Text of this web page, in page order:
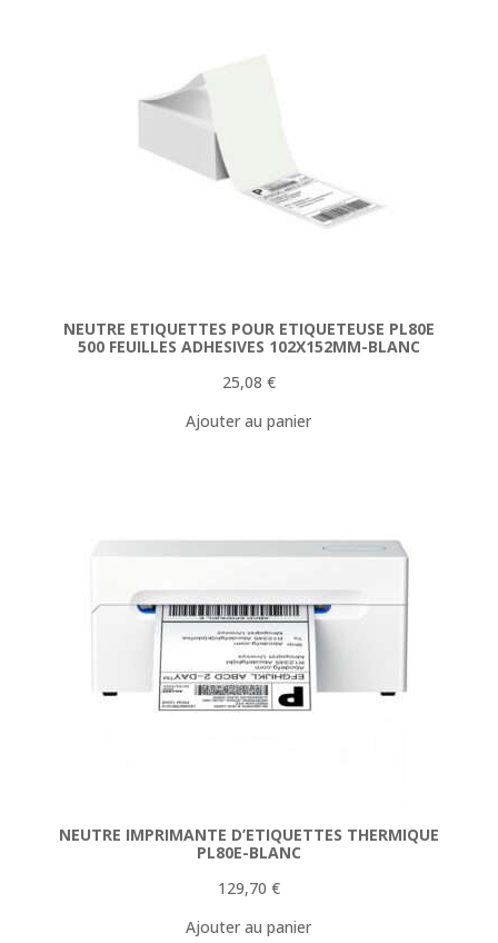
NEUTRE ETIQUETTES POUR ETIQUETEUSE PL80E
500 FEUILLES ADHESIVES 102X152MM-BLANC
25,08 €
Ajouter au panier
NEUTRE IMPRIMANTE D’ETIQUETTES THERMIQUE
PL80E-BLANC
129,70 €
Ajouter au panier